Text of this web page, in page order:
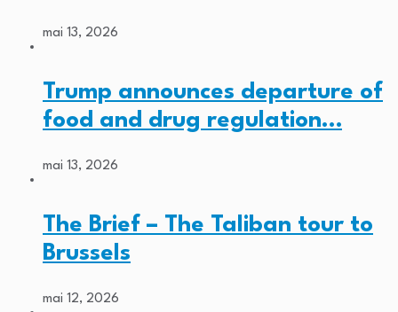
mai 13, 2026
Trump announces departure of
food and drug regulation…
mai 13, 2026
The Brief – The Taliban tour to
Brussels
mai 12, 2026